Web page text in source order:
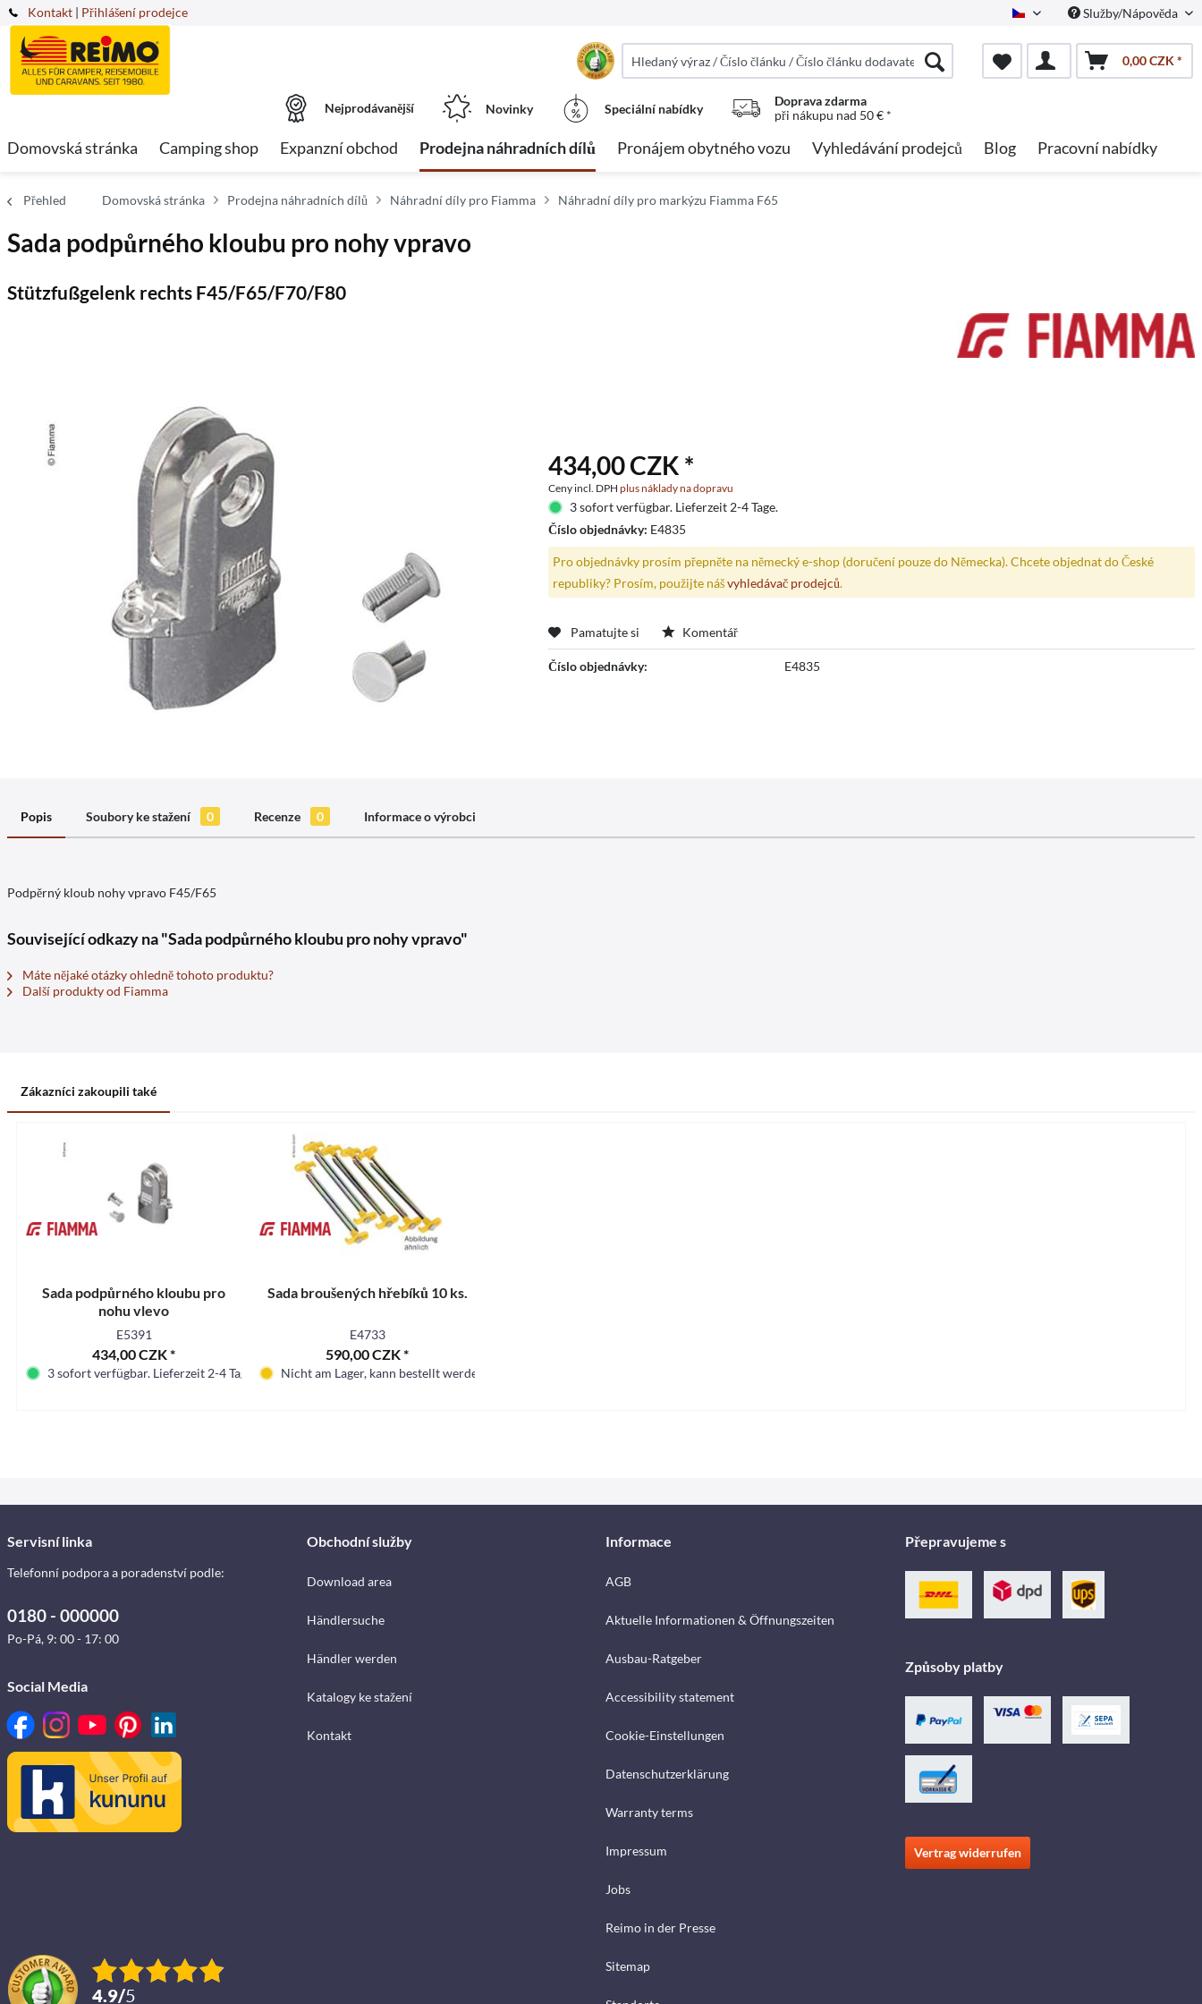
Kontakt Czech Služby/Nápověda
| Přihlášení prodejce
0,00 CZK *
Nejprodávanější Novinky Speciální nabídky
Doprava zdarma
při nákupu nad 50 € *
Domovská stránka Camping shop Expanzní obchod Prodejna náhradních dílů Pronájem obytného vozu Vyhledávání prodejců Blog Pracovní nabídky
Přehled Domovská stránka Prodejna náhradních dílů Náhradní díly pro Fiamma Náhradní díly pro markýzu Fiamma F65
Sada podpůrného kloubu pro nohy vpravo
Stützfußgelenk rechts F45/F65/F70/F80
434,00 CZK *
Ceny incl. DPHplus náklady na dopravu
3 sofort verfügbar. Lieferzeit 2-4 Tage.
Číslo objednávky: E4835
Pro objednávky prosím přepněte na německý e-shop (doručení pouze do Německa). Chcete objednat do České
republiky? Prosím, použijte nášvyhledávač prodejců.
Pamatujte si Komentář
Číslo objednávky: E4835
Popis Soubory ke stažení 0 Recenze 0 Informace o výrobci
Podpěrný kloub nohy vpravo F45/F65
Související odkazy na "Sada podpůrného kloubu pro nohy vpravo"
Máte nějaké otázky ohledně tohoto produktu?
Další produkty od Fiamma
Zákazníci zakoupili také
Sada podpůrného kloubu pro
nohu vlevo
E5391
434,00 CZK *
3 sofort verfügbar. Lieferzeit 2-4 Tage.
Sada broušených hřebíků 10 ks.
E4733
590,00 CZK *
Nicht am Lager, kann bestellt werden
Servisní linka
Telefonní podpora a poradenství podle:
0180 - 000000
Po-Pá, 9: 00 - 17: 00
Social Media
4.9/5
Obchodní služby
Download area
Händlersuche
Händler werden
Katalogy ke stažení
Kontakt
Informace
AGB
Aktuelle Informationen & Öffnungszeiten
Ausbau-Ratgeber
Accessibility statement
Cookie-Einstellungen
Datenschutzerklärung
Warranty terms
Impressum
Jobs
Reimo in der Presse
Sitemap
Přepravujeme s
Způsoby platby
Vertrag widerrufen